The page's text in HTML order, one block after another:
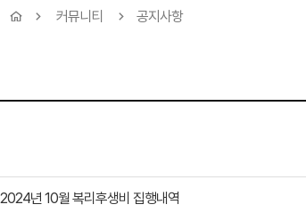
커뮤니티 공지사항
2024년 10월 복리후생비 집행내역